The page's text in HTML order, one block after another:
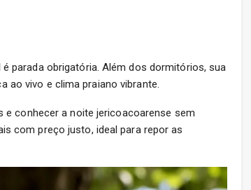
parada obrigatória. Além dos dormitórios, sua
ao vivo e clima praiano vibrante.
conhecer a noite jericoacoarense sem
com preço justo, ideal para repor as